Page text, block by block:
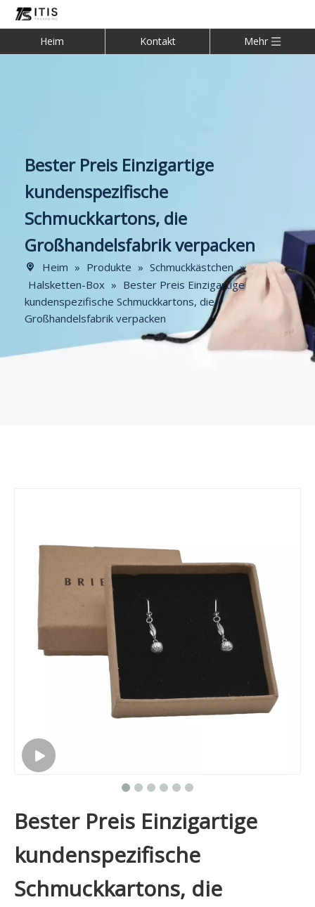
Heim Kontakt Mehr
Bester Preis Einzigartige
kundenspezifische
Schmuckkartons, die
Großhandelsfabrik verpacken
Heim » Produkte » Schmuckkästchen »
Halsketten-Box » Bester Preis Einzigartige
kundenspezifische Schmuckkartons, die
Großhandelsfabrik verpacken
Bester Preis Einzigartige
kundenspezifische
Schmuckkartons, die